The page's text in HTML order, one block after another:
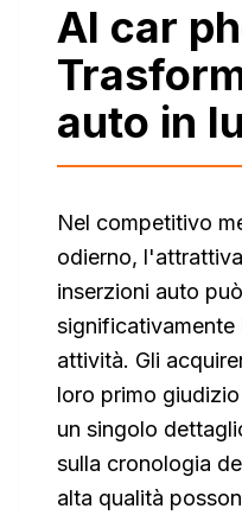
AI car
auto in
Nel competitivo
odierno,
inserzioni auto
significativamente
attività. Gli
loro primo
un singolo
sulla cronologia
alta qualità